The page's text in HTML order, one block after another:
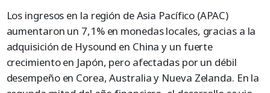
Los ingresos en la región de Asia Pacífico (APAC)
aumentaron un 7,1% en monedas locales, gracias a la
adquisición de Hysound en China y un fuerte
crecimiento en Japón, pero afectadas por un débil
desempeño en Corea, Australia y Nueva Zelanda. En la